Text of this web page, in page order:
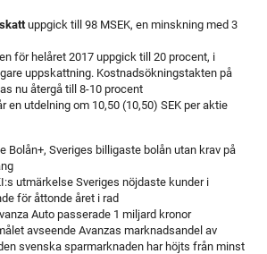
uppgick till 98 MSEK, en minskning med 3
för helåret 2017 uppgick till 20 procent, i
uppskattning. Kostnadsökningstakten på
nu återgå till 8-10 procent
en utdelning om 10,50 (10,50) SEK per aktie
Bolån+, Sveriges billigaste bolån utan krav på
utmärkelse Sveriges nöjdaste kunder i
för åttonde året i rad
Auto passerade 1 miljard kronor
avseende Avanzas marknadsandel av
svenska sparmarknaden har höjts från minst